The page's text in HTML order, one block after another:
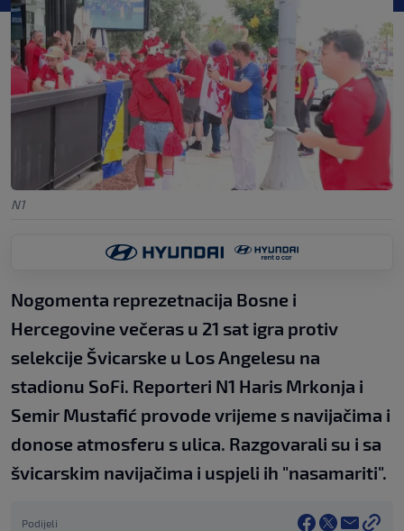
N1
Nogomenta reprezetnacija Bosne i
Hercegovine večeras u 21 sat igra protiv
selekcije Švicarske u Los Angelesu na
stadionu SoFi. Reporteri N1 Haris Mrkonja i
Semir Mustafić provode vrijeme s navijačima i
donose atmosferu s ulica. Razgovarali su i sa
švicarskim navijačima i uspjeli ih "nasamariti".
Podijeli